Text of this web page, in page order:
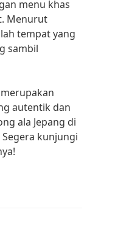
menu khas
Menurut
tempat yang
sambil
autentik dan
ala Jepang di
kunjungi